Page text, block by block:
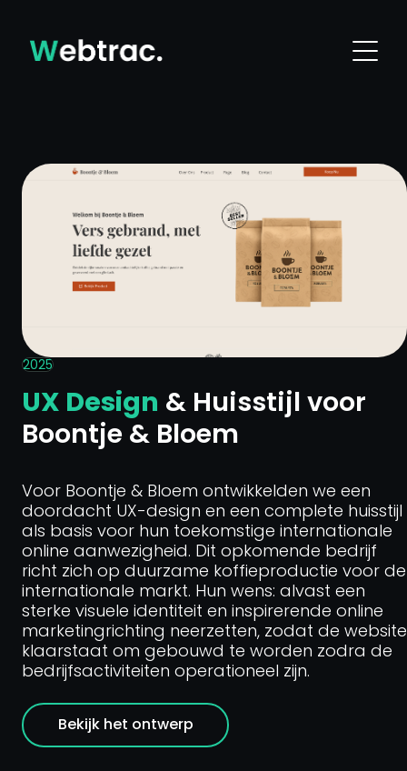
2025
UX Design & Huisstijl voor
Boontje & Bloem
Voor Boontje & Bloem ontwikkelden we een
doordacht UX-design en een complete huisstijl
als basis voor hun toekomstige internationale
online aanwezigheid. Dit opkomende bedrijf
richt zich op duurzame koffieproductie voor de
internationale markt. Hun wens: alvast een
sterke visuele identiteit en inspirerende online
marketingrichting neerzetten, zodat de website
klaarstaat om gebouwd te worden zodra de
bedrijfsactiviteiten operationeel zijn.
Bekijk het ontwerp